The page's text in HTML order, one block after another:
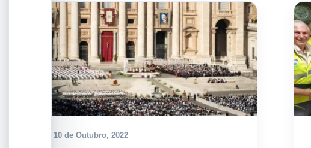
10 de Outubro, 2022